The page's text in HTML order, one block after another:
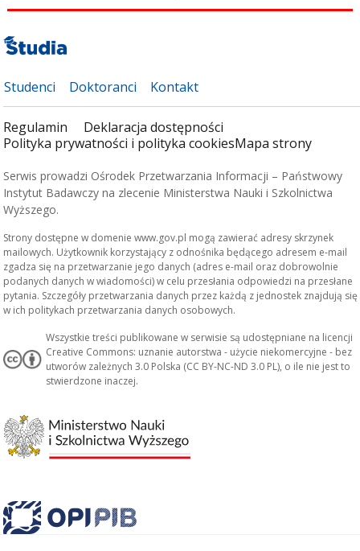
Studenci Doktoranci Kontakt
Regulamin
Deklaracja dostępności
Polityka prywatności i polityka cookiesMapa strony
Serwis prowadzi Ośrodek Przetwarzania Informacji – Państwowy
Instytut Badawczy na zlecenie Ministerstwa Nauki i Szkolnictwa
Wyższego.
Strony dostępne w domenie www.gov.pl mogą zawierać adresy skrzynek
mailowych. Użytkownik korzystający z odnośnika będącego adresem e-mail
zgadza się na przetwarzanie jego danych (adres e-mail oraz dobrowolnie
podanych danych w wiadomości) w celu przesłania odpowiedzi na przesłane
pytania. Szczegóły przetwarzania danych przez każdą z jednostek znajdują się
w ich politykach przetwarzania danych osobowych.
Wszystkie treści publikowane w serwisie są udostępniane na licencji
Creative Commons: uznanie autorstwa - użycie niekomercyjne - bez
utworów zależnych 3.0 Polska (CC BY-NC-ND 3.0 PL), o ile nie jest to
stwierdzone inaczej.